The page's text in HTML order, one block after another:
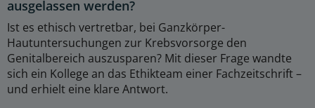
ausgelassen werden?
Ist es ethisch vertretbar, bei Ganzkörper-
Hautuntersuchungen zur Krebsvorsorge den
Genitalbereich auszusparen? Mit dieser Frage wandte
sich ein Kollege an das Ethikteam einer Fachzeitschrift –
und erhielt eine klare Antwort.